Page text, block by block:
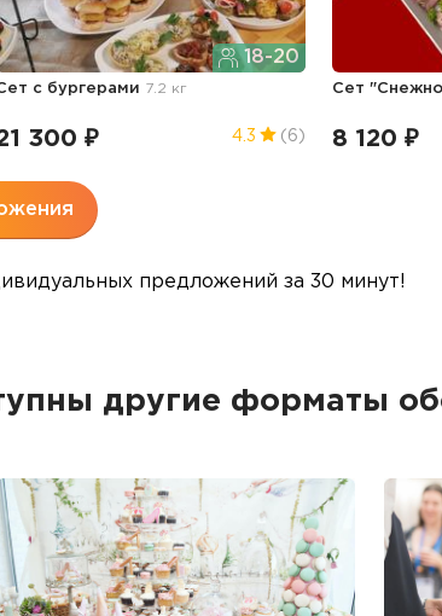
18-20
с бургерами 7.2 кг
300 ₽ 4.3 (6)
Сет
8 120 ₽
предложений за 30 минут!
другие форматы